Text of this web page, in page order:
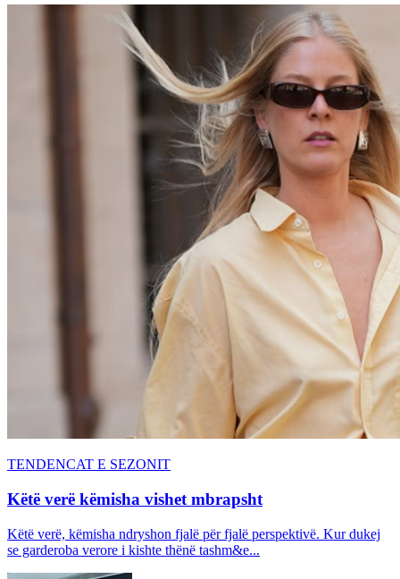
TENDENCAT E SEZONIT
Këtë verë këmisha vishet mbrapsht
Këtë verë, këmisha ndryshon fjalë për fjalë perspektivë. Kur dukej
se garderoba verore i kishte thënë tashm&e...